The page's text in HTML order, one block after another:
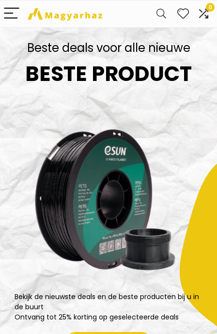
0
Beste deals voor alle nieuwe
BESTE PRODUCT
Bekijk de nieuwste deals en de beste producten bij u in
de buurt
Ontvang tot 25% korting op geselecteerde deals